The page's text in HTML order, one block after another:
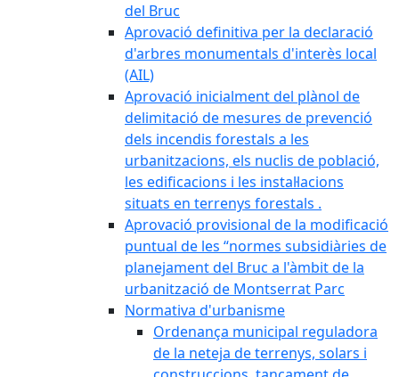
del Bruc
Aprovació definitiva per la declaració
d'arbres monumentals d'interès local
(AIL)
Aprovació inicialment del plànol de
delimitació de mesures de prevenció
dels incendis forestals a les
urbanitzacions, els nuclis de població,
les edificacions i les instal·lacions
situats en terrenys forestals .
Aprovació provisional de la modificació
puntual de les “normes subsidiàries de
planejament del Bruc a l'àmbit de la
urbanització de Montserrat Parc
Normativa d'urbanisme
Ordenança municipal reguladora
de la neteja de terrenys, solars i